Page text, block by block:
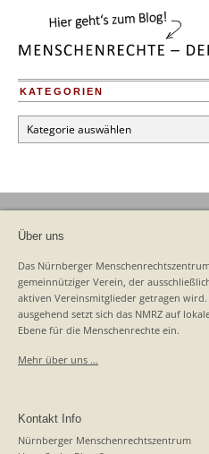
KATEGORIEN
Kategorien
Über uns
Das Nürnberger
gemeinnütziger Verein, der
aktiven Vereinsmitglieder getragen
ausgehend setzt sich das NMRZ auf
Ebene für die Menschenrechte ein.
Mehr über uns …
Kontakt Info
Nürnberger Menschenrechtszentrum